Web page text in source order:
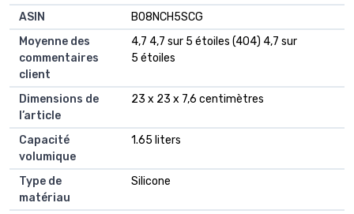
ASIN
B08NCH5SCG
Moyenne des
commentaires
client
4,7 4,7 sur 5 étoiles (404) 4,7 sur
5 étoiles
Dimensions de
l’article
23 x 23 x 7,6 centimètres
Capacité
volumique
1.65 liters
Type de
matériau
Silicone